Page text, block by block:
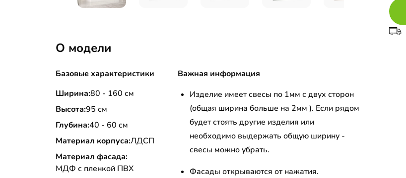
О модели
Базовые характеристики
Ширина:80 - 160 см
Высота:95 см
Глубина:40 - 60 см
Материал корпуса:ЛДСП
Материал фасада:
МДФ с пленкой ПВХ
Важная информация
Изделие имеет свесы по 1мм с двух сторон
(общая ширина больше на 2мм ). Если рядом
будет стоять другие изделия или
необходимо выдержать общую ширину -
свесы можно убрать.
Фасады открываются от нажатия.